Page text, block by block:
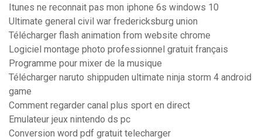
Itunes ne reconnait pas mon iphone 6s windows 10
Ultimate general civil war fredericksburg union
Télécharger flash animation from website chrome
Logiciel montage photo professionnel gratuit français
Programme pour mixer de la musique
Télécharger naruto shippuden ultimate ninja storm 4 android
game
Comment regarder canal plus sport en direct
Emulateur jeux nintendo ds pc
Conversion word pdf gratuit telecharger